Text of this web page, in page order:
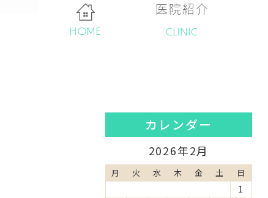
HOME
医院紹介
CLINIC
カレンダー
2026年2月
月 火 水 木 金 土 日
1